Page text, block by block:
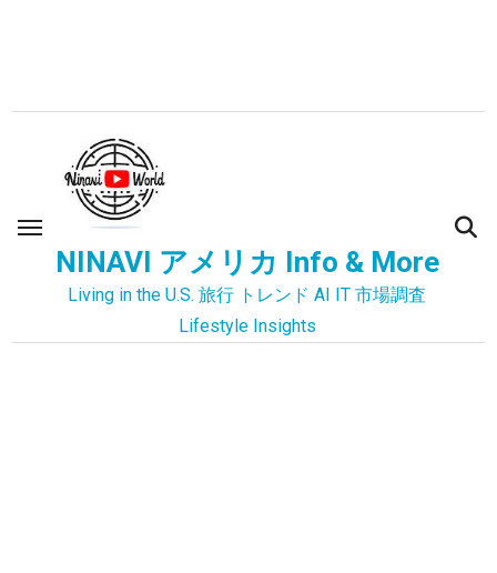
ス
NINAVI アメリカ Info & More
Living in the U.S. 旅行 トレンド AI IT 市場調査
Lifestyle Insights